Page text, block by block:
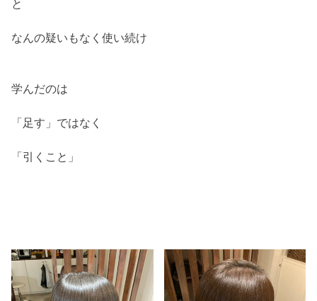
と
なんの疑いもなく使い続け
学んだのは
「足す」ではなく
「引くこと」